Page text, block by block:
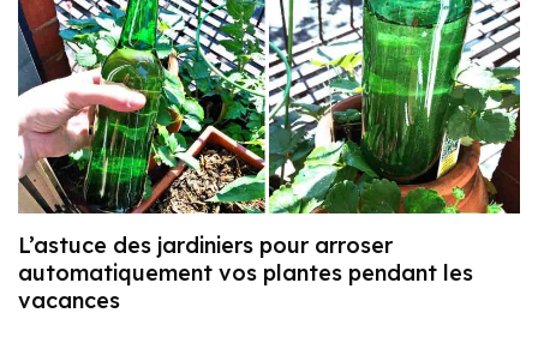
L’astuce des jardiniers pour arroser
automatiquement vos plantes pendant les
vacances